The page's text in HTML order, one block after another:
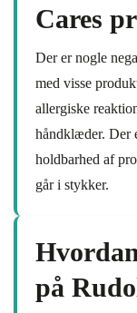
Cares
Der er nogle
med visse
allergiske
håndklæder. Der
holdbarhed af
går i stykker.
på